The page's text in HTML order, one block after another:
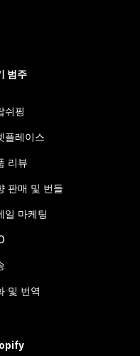
범주
쉬핑
플레이스
리뷰
판매 및 번들
일 마케팅
및 번역